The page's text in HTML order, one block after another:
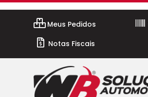
Meus Pedidos
Notas Fiscais